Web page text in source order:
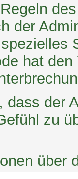
der
hat
dass der
zu
über